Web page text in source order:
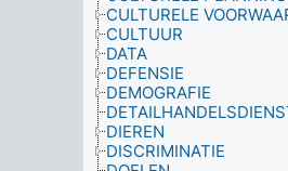
CULTURELE
CULTUUR
DATA
DEFENSIE
DEMOGRAFIE
DIEREN
DISCRIMINATIE